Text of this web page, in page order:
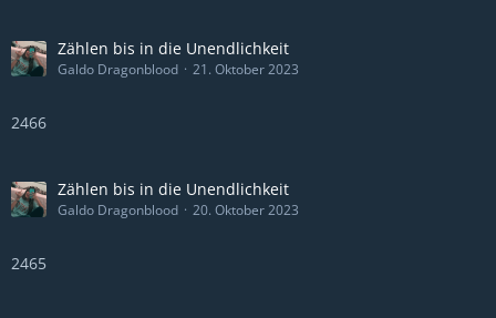
Zählen bis in die Unendlichkeit
Galdo Dragonblood 21. Oktober 2023
2466
Zählen bis in die Unendlichkeit
Galdo Dragonblood 20. Oktober 2023
2465